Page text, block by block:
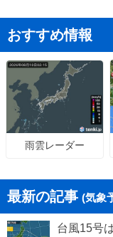
おすすめ情報
雨雲レーダー
最新の記事 (気象
台風15号